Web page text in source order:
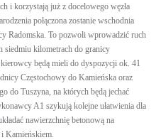
i korzystają już z docelowego węzła
połączona zostanie wschodnia
Radomska. To pozwoli wprowadzić ruch
siedmiu kilometrach do granicy
będą mieli do dyspozycji ok. 41
Częstochowy do Kamieńska oraz
do Tuszyna, na których będą jechać
A1 szykują kolejne ułatwienia dla
nawierzchnię betonową na
Kamieńskiem.